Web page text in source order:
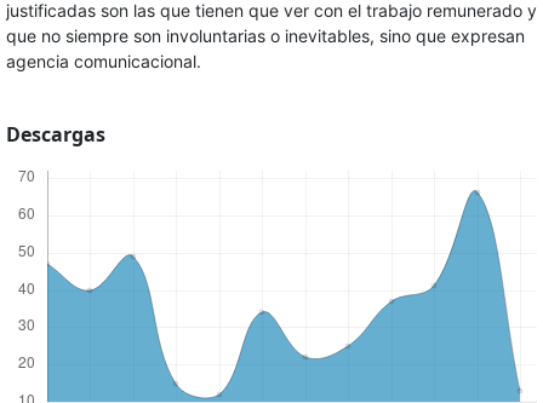
justificadas son las que tienen que ver con el trabajo remunerado y
que no siempre son involuntarias o inevitables, sino que expresan
agencia comunicacional.
Descargas